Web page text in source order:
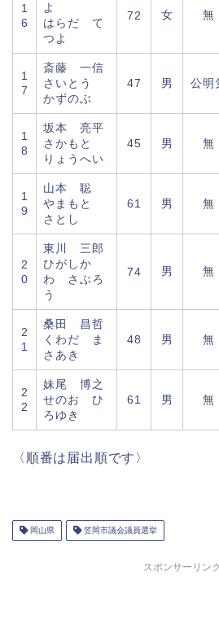
1
6
よ
はらだ て
つよ
72 女 無
1
7
斎藤 一信
さいとう
かずのぶ
47 男 公明
1
8
坂本 亮平
さかもと
りょうへい
45 男 無
1
9
山本 聡
やまもと
さとし
61 男 無
2
0
東川 三郎
ひがしか
わ さぶろ
う
74 男 無
2
1
桑田 昌哲
くわだ ま
さあき
48 男 無
2
2
妹尾 博之
せのお ひ
ろゆき
61 男 無
〈順番は届出順です〉
岡山県 笠岡市議会議員選挙
スポンサーリンク